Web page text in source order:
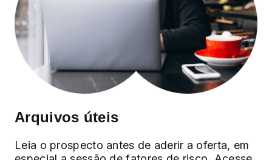
Arquivos úteis
Leia o prospecto antes de aderir a oferta, em